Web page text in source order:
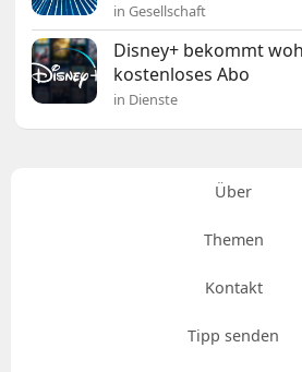
in Gesellschaft
Disney+ bekommt
kostenloses Abo
in Dienste
Über
Themen
Kontakt
Tipp senden